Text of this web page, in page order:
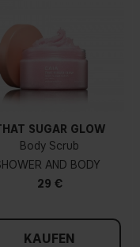
SUGAR GLOW
Body Scrub
AND BODY
29 €
KAUFEN